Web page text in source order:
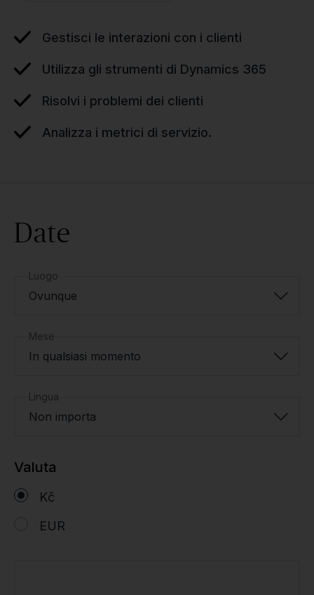
Gestisci le interazioni con i clienti
Utilizza gli strumenti di Dynamics 365
Risolvi i problemi dei clienti
Analizza i metrici di servizio.
Date
Luogo
Ovunque
Mese
In qualsiasi momento
Lingua
Non importa
Valuta
Kč
EUR